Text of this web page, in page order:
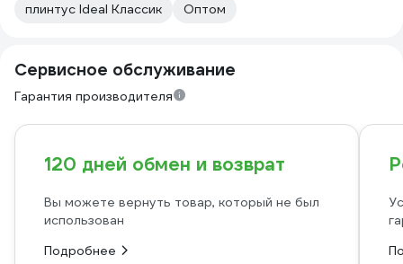
плинтус Ideal Классик
Оптом
Сервисное обслуживание
Гарантия производителя
120 дней обмен и возврат
Вы можете вернуть товар, который не был
использован
Подробнее